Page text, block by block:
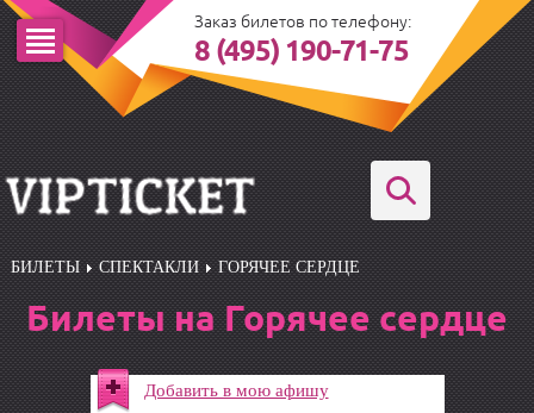
Заказ билетов по телефону:
8 (495) 190-71-75
БИЛЕТЫ СПЕКТАКЛИ ГОРЯЧЕЕ СЕРДЦЕ
Билеты на Горячее сердце
Добавить в мою афишу